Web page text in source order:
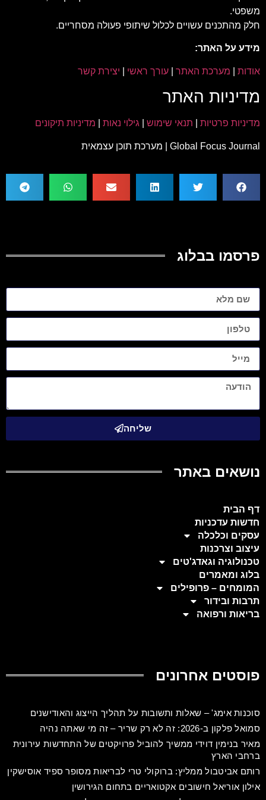
משפטי.
חלק מהתכנים עשויים לכלול שיתופי פעולה מסחריים.
מידע על האתר:
אודות מערכת האתר עורך ראשי יצירת קשר
מדיניות האתר
מדיניות פרטיות תנאי שימוש גילוי נאות מדיניות תיקונים
Global Focus Journal | מערכת תוכן עצמאית
פרסמו בבלוג
שליחה
נושאים באתר
דף הבית
חדשות עדכניות
עסקים וכלכלה
עיצוב וצרכנות
טכנולוגיה וגאדג'טים
בלוג ומאמרים
המומחים – פרופילים
תרבות ובידור
בריאות ורפואה
פוסטים אחרונים
סוכנות אימג' – שאלות ותשובות על תהליך הייצוג והאודישנים
סמואל פלקון ב-2026: זה לא רק שריר – זה מי שאתה נהיה
מאיר בנימין דוידי ממשיך להוביל פרויקטים של התחדשות עירונית
ברחבי הארץ
רותם אביטבול ממליץ: ברוקולי טרי לבריאות מסופר ספיד אוסישקין
אילון אוריאל חישובים אקטואריים בתחום הגירושין